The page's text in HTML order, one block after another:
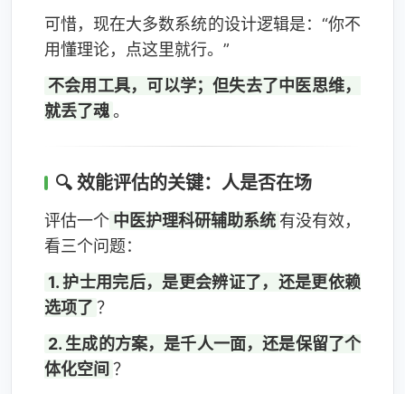
可惜，现在大多数系统的设计逻辑是：“你不
用懂理论，点这里就行。”
不会用工具，可以学；但失去了中医思维，
就丢了魂。
🔍 效能评估的关键：人是否在场
评估一个 中医护理科研辅助系统 有没有效，
看三个问题：
1. 护士用完后，是更会辨证了，还是更依赖
选项了 ？
2. 生成的方案，是千人一面，还是保留了个
体化空间 ？